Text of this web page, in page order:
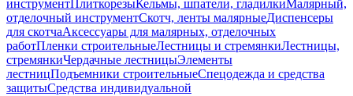
инструментПлиткорезыКельмы, шпатели, гладилкиМалярный,
отделочный инструментСкотч, ленты малярныеДиспенсеры
для скотчаАксессуары для малярных, отделочных
работПленки строительныеЛестницы и стремянкиЛестницы,
стремянкиЧердачные лестницыЭлементы
лестницПодъемники строительныеСпецодежда и средства
защитыСредства индивидуальной